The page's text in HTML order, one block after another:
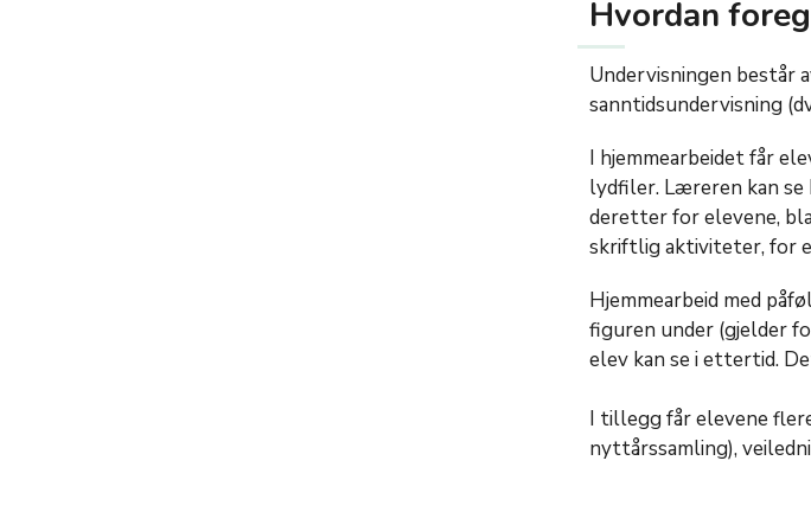
Hvordan
Undervisningen består
sanntidsundervisning
I hjemmearbeidet får
lydfiler. Læreren kan se
deretter for elevene,
skriftlig aktiviteter, for
Hjemmearbeid med
figuren under (gjelder
elev kan se i ettertid.
I tillegg får elevene
nyttårssamling),